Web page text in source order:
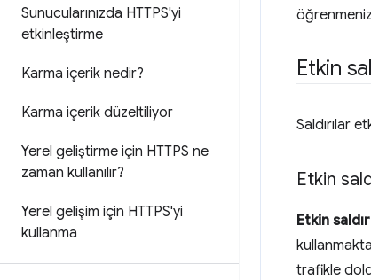
Sunucularınızda HTTPS'yi
etkinleştirme
Karma içerik nedir?
Karma içerik düzeltiliyor
Yerel geliştirme için HTTPS ne
zaman kullanılır?
Yerel gelişim için HTTPS'yi
kullanma
Etkin
Saldırılar
Etkin
Etkin
trafikle